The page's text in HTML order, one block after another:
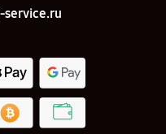
service.ru